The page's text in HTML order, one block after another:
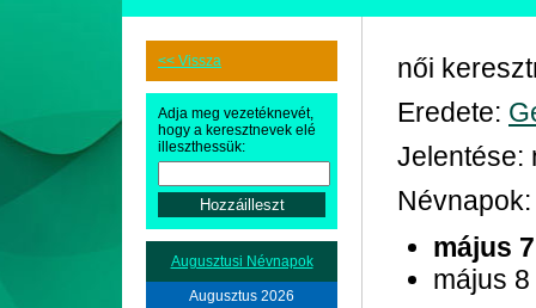
<< Vissza
Adja meg vezetéknevét,
hogy a keresztnevek elé
illeszthessük:
Augusztusi Névnapok
Augusztus 2026
női
Eredete:
Jelentése:
Névnapok:
május 7
május 8